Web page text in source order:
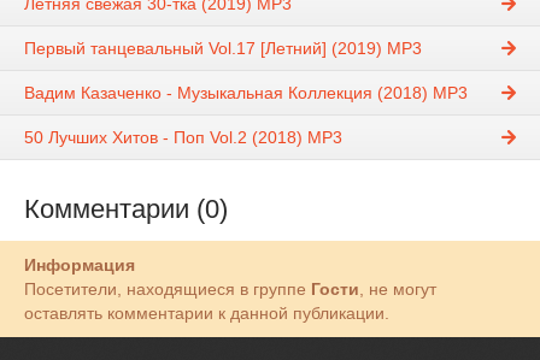
Первый танцевальный Vol.17 [Летний] (2019) MP3
Вадим Казаченко - Музыкальная Коллекция (2018) MP3
50 Лучших Хитов - Поп Vol.2 (2018) MP3
Комментарии (0)
Информация
Посетители, находящиеся в группе Гости, не могут
оставлять комментарии к данной публикации.